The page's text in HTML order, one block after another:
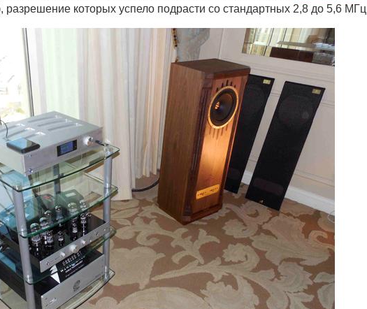
разрешение которых успело подрасти со стандартных 2,8 до 5,6